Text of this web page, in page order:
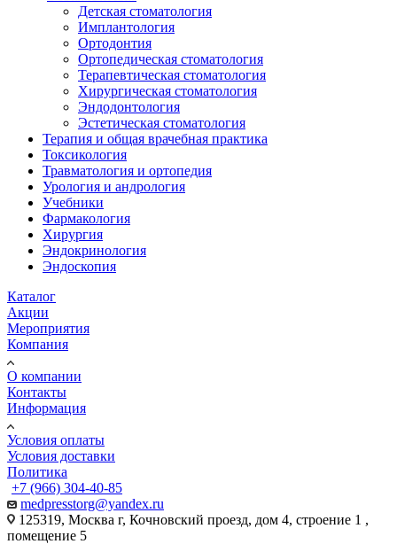
Детская стоматология
Имплантология
Ортодонтия
Ортопедическая стоматология
Терапевтическая стоматология
Хирургическая стоматология
Эндодонтология
Эстетическая стоматология
Терапия и общая врачебная практика
Токсикология
Травматология и ортопедия
Урология и андрология
Учебники
Фармакология
Хирургия
Эндокринология
Эндоскопия
Каталог
Акции
Мероприятия
Компания
О компании
Контакты
Информация
Условия оплаты
Условия доставки
Политика
+7 (966) 304-40-85
medpresstorg@yandex.ru
125319, Москва г, Кочновский проезд, дом 4, строение 1 ,
помещение 5